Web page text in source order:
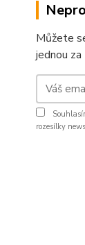
Můžete
jednou za
rozesílky